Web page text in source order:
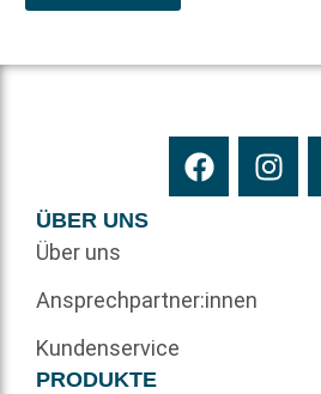
ÜBER UNS
Über uns
Ansprechpartner:innen
Kundenservice
PRODUKTE